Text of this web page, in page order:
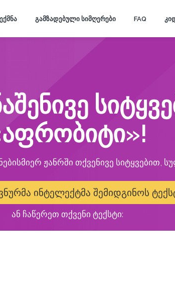
ᲒᲐᲛᲖᲐᲓᲔᲑᲣᲚᲘ ᲡᲘᲛᲦᲔᲠᲔᲑᲘ FAQ
ჟანრში თქვენივე სიტყვებით,
ინტელექტმა შემიდგინოს
ან ჩაწერეთ თქვენი ტექსტი: